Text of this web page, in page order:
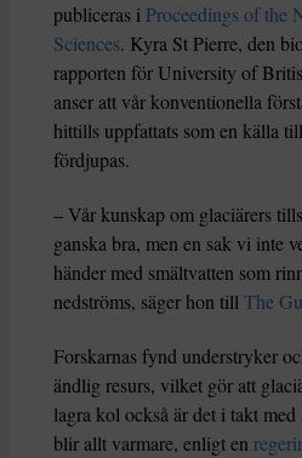
publiceras i Proceedings of the
Sciences. Kyra St Pierre, den
rapporten för University of
anser att vår konventionella
hittills uppfattats som en källa
fördjupas.
– Vår kunskap om glaciärers
ganska bra, men en sak vi inte
händer med smältvatten som
nedströms, säger hon till The
Forskarnas fynd understryker
ändlig resurs, vilket gör att
lagra kol också är det i takt
blir allt varmare, enligt en